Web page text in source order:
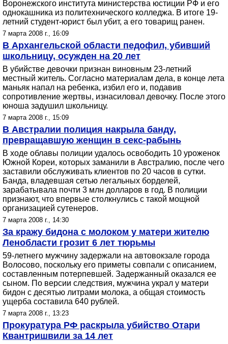
Воронежского института министерства юстиции РФ и его
однокашника из политехнического колледжа. В итоге 19-
летний студент-юрист был убит, а его товарищ ранен.
7 марта 2008 г., 16:09
В Архангельской области педофил, убивший
школьницу, осужден на 20 лет
В убийстве девочки признан виновным 23-летний
местный житель. Согласно материалам дела, в конце лета
маньяк напал на ребенка, избил его и, подавив
сопротивление жертвы, изнасиловал девочку. После этого
юноша задушил школьницу.
7 марта 2008 г., 15:09
В Австралии полиция накрыла банду,
превращавшую женщин в секс-рабынь
В ходе облавы полиции удалось освободить 10 уроженок
Южной Кореи, которых заманили в Австралию, после чего
заставили обслуживать клиентов по 20 часов в сутки.
Банда, владевшая сетью легальных борделей,
зарабатывала почти 3 млн долларов в год. В полиции
признают, что впервые столкнулись с такой мощной
организацией сутенеров.
7 марта 2008 г., 14:30
За кражу бидона с молоком у матери жителю
Ленобласти грозит 6 лет тюрьмы
59-летнего мужчину задержали на автовокзале города
Волосово, поскольку его приметы совпали с описанием,
составленным потерпевшей. Задержанный оказался ее
сыном. По версии следствия, мужчина украл у матери
бидон с десятью литрами молока, а общая стоимость
ущерба составила 640 рублей.
7 марта 2008 г., 13:23
Прокуратура РФ раскрыла убийство Отари
Квантришвили за 14 лет